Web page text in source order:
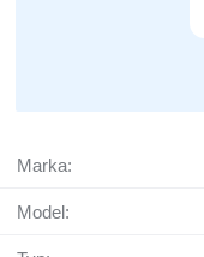
Marka:
Model: